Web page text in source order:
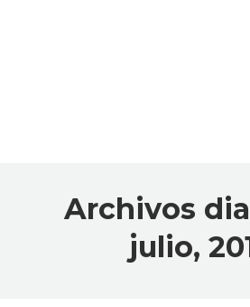
Archivos
julio,